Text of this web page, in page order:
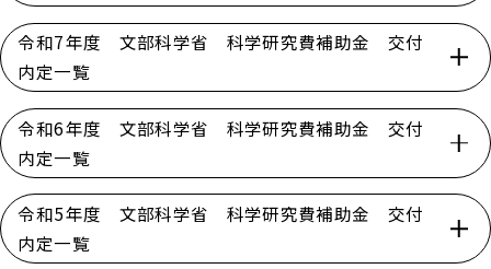
令和7年度 文部科学省 科学研究費補助金 交付
内定一覧
令和6年度 文部科学省 科学研究費補助金 交付
内定一覧
令和5年度 文部科学省 科学研究費補助金 交付
内定一覧